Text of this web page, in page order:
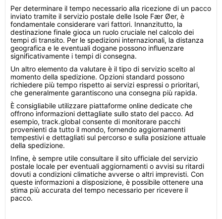
Per determinare il tempo necessario alla ricezione di un pacco
inviato tramite il servizio postale delle Isole Fær Øer, è
fondamentale considerare vari fattori. Innanzitutto, la
destinazione finale gioca un ruolo cruciale nel calcolo dei
tempi di transito. Per le spedizioni internazionali, la distanza
geografica e le eventuali dogane possono influenzare
significativamente i tempi di consegna.
Un altro elemento da valutare è il tipo di servizio scelto al
momento della spedizione. Opzioni standard possono
richiedere più tempo rispetto ai servizi espressi o prioritari,
che generalmente garantiscono una consegna più rapida.
È consigliabile utilizzare piattaforme online dedicate che
offrono informazioni dettagliate sullo stato del pacco. Ad
esempio, track.global consente di monitorare pacchi
provenienti da tutto il mondo, fornendo aggiornamenti
tempestivi e dettagliati sul percorso e sulla posizione attuale
della spedizione.
Infine, è sempre utile consultare il sito ufficiale del servizio
postale locale per eventuali aggiornamenti o avvisi su ritardi
dovuti a condizioni climatiche avverse o altri imprevisti. Con
queste informazioni a disposizione, è possibile ottenere una
stima più accurata del tempo necessario per ricevere il
pacco.